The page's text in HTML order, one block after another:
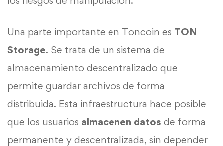
Una parte importante en Toncoin es TON
Storage. Se trata de un sistema de
almacenamiento descentralizado que
permite guardar archivos de forma
distribuida. Esta infraestructura hace posible
que los usuarios almacenen datos de forma
permanente y descentralizada, sin depender